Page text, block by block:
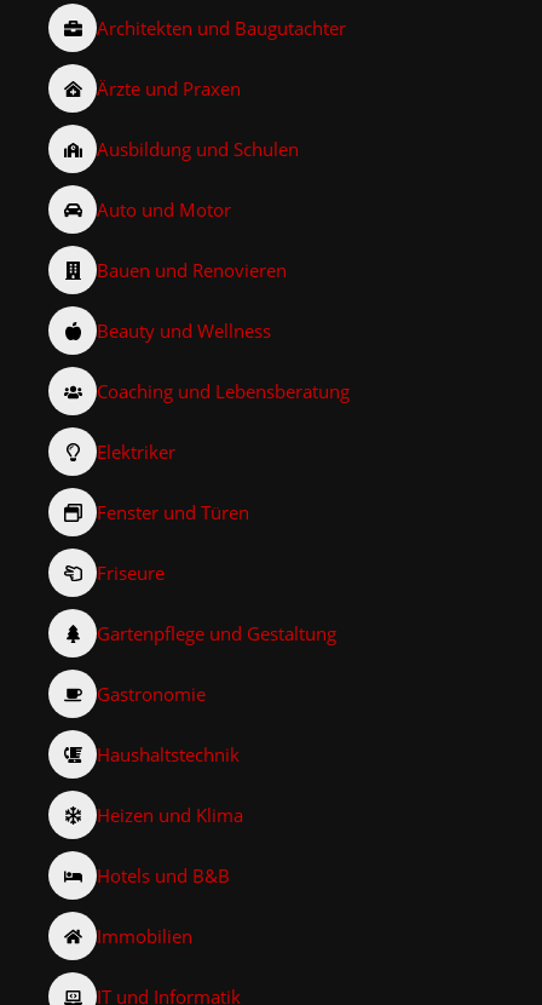
Architekten und Baugutachter
Ärzte und Praxen
Ausbildung und Schulen
Auto und Motor
Bauen und Renovieren
Beauty und Wellness
Coaching und Lebensberatung
Elektriker
Fenster und Türen
Friseure
Gartenpflege und Gestaltung
Gastronomie
Haushaltstechnik
Heizen und Klima
Hotels und B&B
Immobilien
IT und Informatik